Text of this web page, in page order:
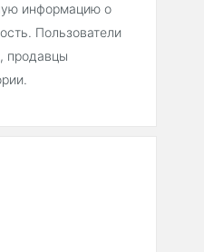
информацию о
Пользователи
продавцы